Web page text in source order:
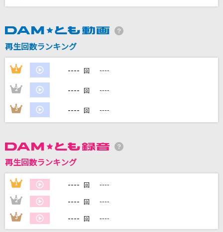
あいみょん
クスシキ
Mrs. GREEN APPLE
DAMに会員登録・ログインして
再生回数ランキング
1 ---- 回 ----
2 ---- 回 ----
3 ---- 回 ----
再生回数ランキング
1 ---- 回 ----
2 ---- 回 ----
3 ---- 回 ----